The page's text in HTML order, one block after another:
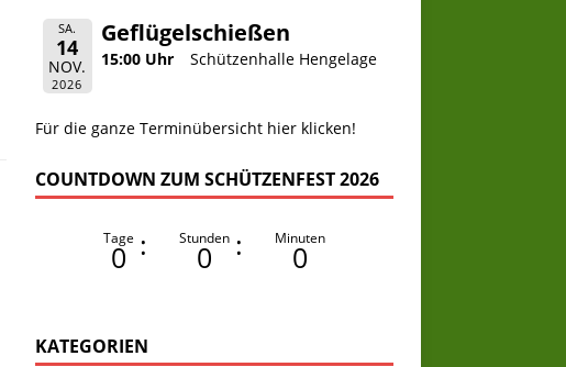
SA.
14
NOV.
2026
Geflügelschießen
15:00 Uhr Schützenhalle Hengelage
Für die ganze Terminübersicht hier klicken!
COUNTDOWN ZUM SCHÜTZENFEST 2026
Tage
0 : Stunden
0 : Minuten
0
KATEGORIEN